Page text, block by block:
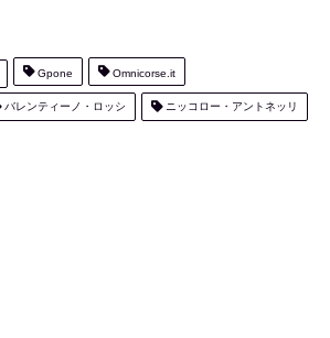
Gpone Omnicorse.it
バレンティーノ・ロッシ ニッコロー・アントネッリ